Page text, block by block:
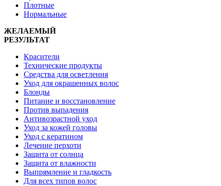
Плотные
Нормальные
ЖЕЛАЕМЫЙ
РЕЗУЛЬТАТ
Красители
Технические продукты
Средства для осветления
Уход для окрашенных волос
Блонды
Питание и восстановление
Против выпадения
Антивозрастной уход
Уход за кожей головы
Уход с кератином
Лечение перхоти
Защита от солнца
Защита от влажности
Выпрямление и гладкость
Для всех типов волос